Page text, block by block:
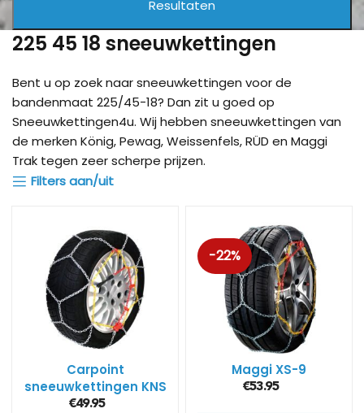
225 45 18 sneeuwkettingen
Bent u op zoek naar sneeuwkettingen voor de
bandenmaat 225/45-18? Dan zit u goed op
Sneeuwkettingen4u. Wij hebben sneeuwkettingen van
de merken König, Pewag, Weissenfels, RÜD en Maggi
Trak tegen zeer scherpe prijzen.
Filters aan/uit
Carpoint
sneeuwkettingen KNS
(9mm)
€49.95
-22%
Maggi XS-9
€53.95